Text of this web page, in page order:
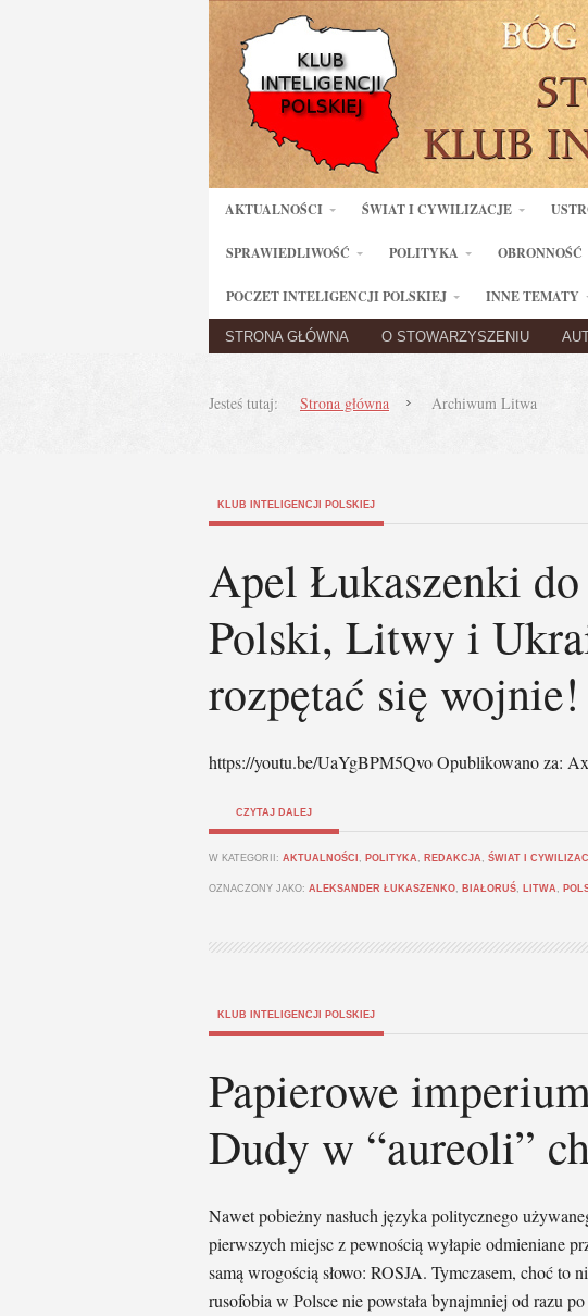
AKTUALNOŚCI ŚWIAT I CYWILIZACJE
SPRAWIEDLIWOŚĆ POLITYKA OBRONNOŚĆ
POCZET INTELIGENCJI POLSKIEJ INNE TEMATY
STRONA GŁÓWNA O STOWARZYSZENIU
Jesteś tutaj: Strona główna Archiwum Litwa
KLUB INTELIGENCJI POLSKIEJ
Apel Łukaszenki
Polski, Litwy i
rozpętać się wojnie!
https://youtu.be/UaYgBPM5Qvo Opublikowano za:
CZYTAJ DALEJ
W KATEGORII: AKTUALNOŚCI , POLITYKA , REDAKCJA , ŚWIAT I
OZNACZONY JAKO: ALEKSANDER ŁUKASZENKO, BIAŁORUŚ, LITWA ,
KLUB INTELIGENCJI POLSKIEJ
Papierowe
Dudy w “aureoli”
Nawet pobieżny nasłuch języka politycznego
pierwszych miejsc z pewnością wyłapie odmieniane
samą wrogością słowo: ROSJA. Tymczasem, choć to
rusofobia w Polsce nie powstała bynajmniej od razu